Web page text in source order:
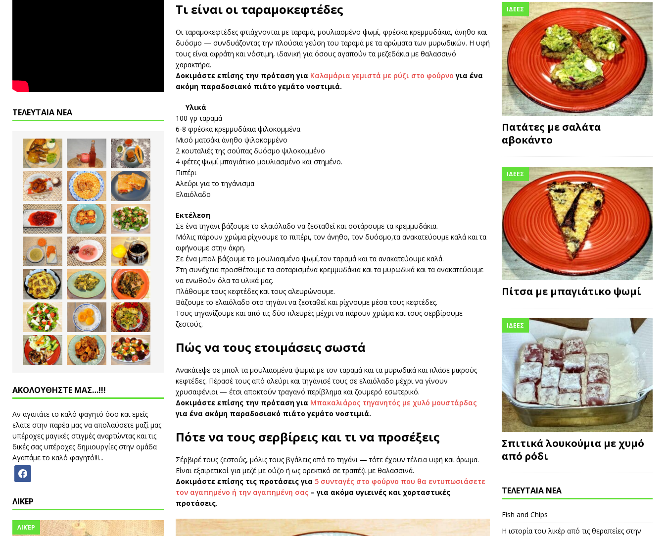
Τι είναι οι ταραμοκεφτέδες
Οι ταραμοκεφτέδες φτιάχνονται με ταραμά, μουλιασμένο ψωμί, φρέσκα κρεμμυδάκια, άνηθο και
δυόσμο — συνδυάζοντας την πλούσια γεύση του ταραμά με τα αρώματα των μυρωδικών. Η υφή
τους είναι αφράτη και νόστιμη, ιδανική για όσους αγαπούν τα μεζεδάκια με θαλασσινό
χαρακτήρα.
Δοκιμάστε επίσης την πρόταση για Καλαμάρια γεμιστά με ρύζι στο φούρνο για ένα
ακόμη παραδοσιακό πιάτο γεμάτο νοστιμιά.
Υλικά
100 γρ ταραμά
6-8 φρέσκα κρεμμυδάκια ψιλοκομμένα
Μισό ματσάκι άνηθο ψιλοκομμένο
2 κουταλιές της σούπας δυόσμο ψιλοκομμένο
4 φέτες ψωμί μπαγιάτικο μουλιασμένο και στημένο.
Πιπέρι
Αλεύρι για το τηγάνισμα
Ελαιόλαδο
Εκτέλεση
Σε ένα τηγάνι βάζουμε το ελαιόλαδο να ζεσταθεί και σοτάρουμε τα κρεμμυδάκια.
Μόλις πάρουν χρώμα ρίχνουμε το πιπέρι, τον άνηθο, τον δυόσμο,τα ανακατεύουμε καλά και τα
αφήνουμε στην άκρη.
Σε ένα μπολ βάζουμε το μουλιασμένο ψωμί,τον ταραμά και τα ανακατεύουμε καλά.
Στη συνέχεια προσθέτουμε τα σοταρισμένα κρεμμυδάκια και τα μυρωδικά και τα ανακατεύουμε
να ενωθούν όλα τα υλικά μας.
Πλάθουμε τους κεφτέδες και τους αλευρώνουμε.
Βάζουμε το ελαιόλαδο στο τηγάνι να ζεσταθεί και ρίχνουμε μέσα τους κεφτέδες.
Τους τηγανίζουμε και από τις δύο πλευρές μέχρι να πάρουν χρώμα και τους σερβίρουμε
ζεστούς.
Πώς να τους ετοιμάσεις σωστά
Ανακάτεψε σε μπολ τα μουλιασμένα ψωμιά με τον ταραμά και τα μυρωδικά και πλάσε μικρούς
κεφτέδες. Πέρασέ τους από αλεύρι και τηγάνισέ τους σε ελαιόλαδο μέχρι να γίνουν
χρυσαφένιοι — έτσι αποκτούν τραγανό περίβλημα και ζουμερό εσωτερικό.
Δοκιμάστε επίσης την πρόταση για Μπακαλιάρος τηγανητός με χυλό μουστάρδας
για ένα ακόμη παραδοσιακό πιάτο γεμάτο νοστιμιά.
Πότε να τους σερβίρεις και τι να προσέξεις
Σέρβιρέ τους ζεστούς, μόλις τους βγάλεις από το τηγάνι — τότε έχουν τέλεια υφή και άρωμα.
Είναι εξαιρετικοί για μεζέ με ούζο ή ως ορεκτικό σε τραπέζι με θαλασσινά.
Δοκιμάστε επίσης τις προτάσεις για 5 συνταγές στο φούρνο που θα εντυπωσιάσετε
τον αγαπημένο ή την αγαπημένη σας – για ακόμα υγιεινές και χορταστικές
προτάσεις.
ΤΕΛΕΥΤΑΙΑ ΝΕΑ
ΑΚΟΛΟΥΘΗΣΤΕ ΜΑΣ…!!!
Αν αγαπάτε το καλό φαγητό όσο και εμείς
ελάτε στην παρέα μας να απολαύσετε μαζί μας
υπέροχες μαγικές στιγμές αναρτώντας και τις
δικές σας υπέροχες δημιουργίες στην ομάδα
Αγαπάμε το καλό φαγητό!!!...
ΛΙΚΕΡ
ΛΙΚΈΡ
ΙΔΕΕΣ
Πατάτες με σαλάτα
αβοκάντο
ΙΔΕΕΣ
Πίτσα με μπαγιάτικο ψωμί
ΙΔΕΕΣ
Σπιτικά λουκούμια με χυμό
από ρόδι
ΤΕΛΕΥΤΑΙΑ ΝΕΑ
Fish and Chips
Η ιστορία του λικέρ από τις θεραπείες στην